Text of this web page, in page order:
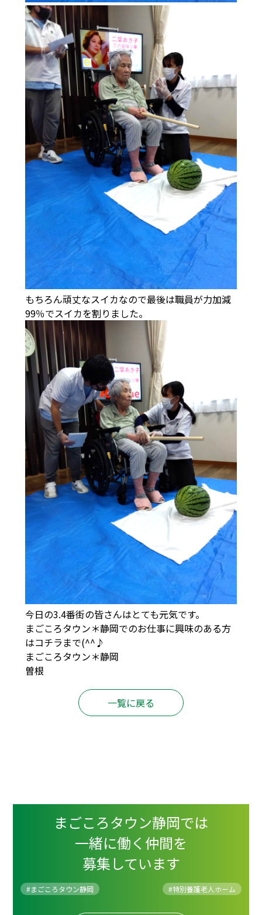
もちろん頑丈なスイカなので最後は職員が力加減
99％でスイカを割りました。
今日の3.4番街の皆さんはとても元気です。
まごころタウン＊静岡でのお仕事に興味のある方
はコチラ まで(^^♪
まごころタウン＊静岡
曽根
一覧に戻る
まごころタウン静岡では
一緒に働く仲間を
募集しています
#まごころタウン静岡 #特別養護老人ホーム